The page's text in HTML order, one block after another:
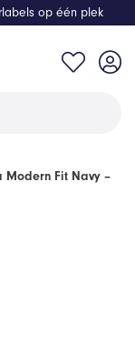
op één plek
Modern Fit Navy –